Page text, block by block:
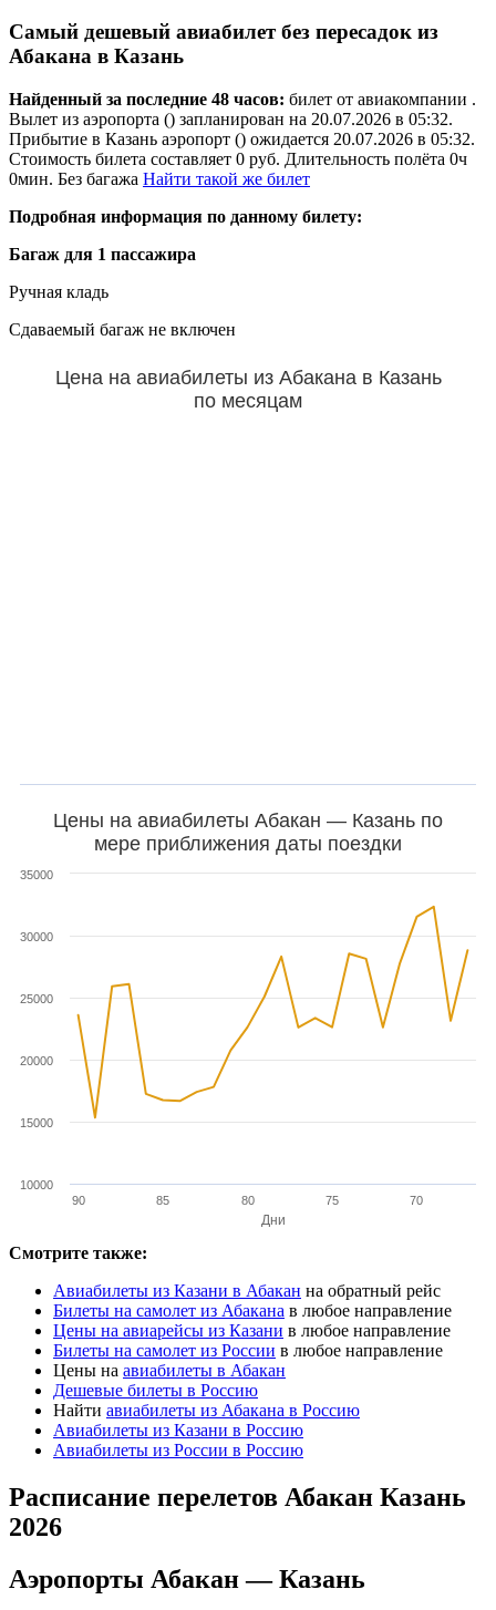
Самый дешевый авиабилет без пересадок из
Абакана в Казань
Найденный за последние 48 часов: билет от авиакомпании .
Вылет из аэропорта () запланирован на 20.07.2026 в 05:32.
Прибытие в Казань аэропорт () ожидается 20.07.2026 в 05:32.
Стоимость билета составляет 0 руб. Длительность полёта 0ч
0мин. Без багажа Найти такой же билет
Подробная информация по данному билету:
Багаж для 1 пассажира
Ручная кладь
Сдаваемый багаж не включен
Цена на авиабилеты из Абакана в Казань
по месяцам
Дни
Цены на авиабилеты Абакан — Казань по
мере приближения даты поездки
90 85 80 75 70
10000
15000
20000
25000
30000
35000
Смотрите также:
Авиабилеты из Казани в Абакан на обратный рейс
Билеты на самолет из Абакана в любое направление
Цены на авиарейсы из Казани в любое направление
Билеты на самолет из России в любое направление
Цены на авиабилеты в Абакан
Дешевые билеты в Россию
Найти авиабилеты из Абакана в Россию
Авиабилеты из Казани в Россию
Авиабилеты из России в Россию
Расписание перелетов Абакан Казань
2026
Аэропорты Абакан — Казань